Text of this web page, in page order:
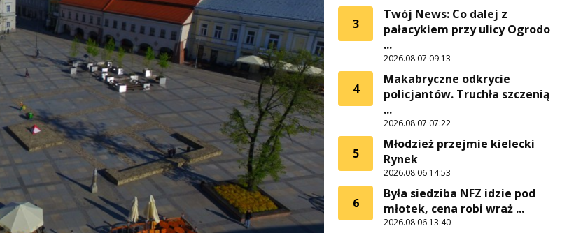
3
Twój News: Co dalej z
pałacykiem przy ulicy Ogrodo
...
2026.08.07 09:13
4
Makabryczne odkrycie
policjantów. Truchła szczenią
...
2026.08.07 07:22
5
Młodzież przejmie kielecki
Rynek
2026.08.06 14:53
6
Była siedziba NFZ idzie pod
młotek, cena robi wraż ...
2026.08.06 13:40